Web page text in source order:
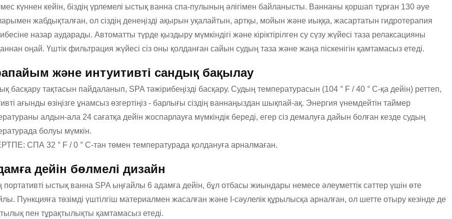
күннен кейін, біздің үрлемелі ыстық ванна спа-пулының əлігімен байланысты. Ваннаны қоршап тұрған 130 әуе
жабдықталған, ол сіздің денеңізді ақырын уқалайтын, артқы, мойын және иыққа, жасартатын гидротерапия
назар аударады. Автоматты түрде қыздыру мүмкіндігі және кіріктірілген су сүзу жүйесі таза релаксацияны
оңай. Үштік фильтрация жүйесі сіз оны қолданған сайын судың таза және жаңа піскенігін қамтамасыз етеді.
және интуитивті сандық бақылау
басқару тақтасын пайдаланып, SPA тәжірибеңізді басқару. Судың температурасын (104 ° F / 40 ° C-қа дейін) реттеп,
ағынды өзіңізге ұнамсыз өзгертіңіз - барлығы сіздің ваннаңыздан шықпай-ақ. Энергия үнемдейтін таймер
алдын-ала 24 сағатқа дейін жоспарлауға мүмкіндік береді, егер сіз демалуға дайын болған кезде судың
болуы мүмкін.
СПА 32 ° F / 0 ° C-тан төмен температурада қолдануға арналмаған.
дейін бөлмелі дизайн
портативті ыстық ванна SPA ыңғайлы 6 адамға дейін, бұл отбасы жиындары немесе әлеуметтік сәттер үшін өте
Пункцияға төзімді үштілгіш материалмен жасалған және I-сәулелік құрылысқа арналған, ол шетте отыру кезінде де
пен тұрақтылықты қамтамасыз етеді.